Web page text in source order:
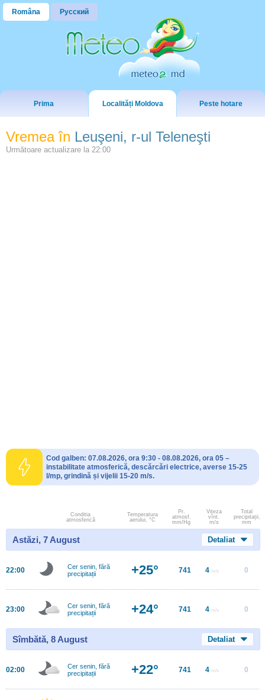
Româna Русский
Prima Localități Moldova Peste hotare
Vremea în Leuşeni, r-ul Teleneşti
Următoare actualizare la 22:00
Cod galben: 07.08.2026, ora 9:30 - 08.08.2026, ora 05 –
instabilitate atmosferică, descărcări electrice, averse 15-25
l/mp, grindină și vijelii 15-20 m/s.
Conditia
atmosferică
Temperatura
aerului, °C
Pr.
atmosf.
mm/Hg
Viteza
vînt.
m/s
Total
precipitații,
mm
Astăzi, 7 August Detaliat
22:00
Cer senin, fără
precipitații
+25° 741 4 m/s 0
23:00
Cer senin, fără
precipitații
+24° 741 4 m/s 0
Sîmbătă, 8 August Detaliat
02:00
Cer senin, fără
precipitații
+22° 741 4 m/s 0